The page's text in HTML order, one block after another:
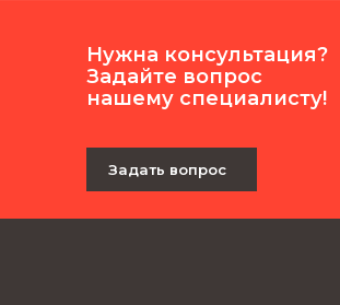
Нужна консультация?
Задайте вопрос
нашему специалисту!
Задать вопрос